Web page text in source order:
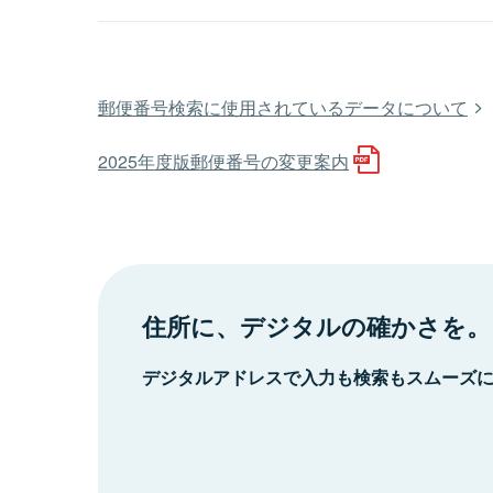
郵便番号検索に使用されているデータについて
2025年度版郵便番号の変更案内
住所に、デジタルの確かさを。
デジタルアドレスで入力も検索もスムーズ